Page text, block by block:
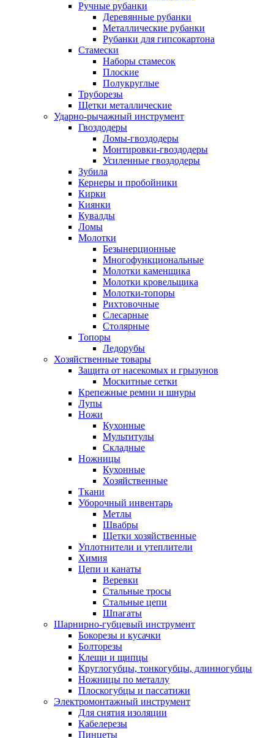
Ручные рубанки
Деревянные рубанки
Металлические рубанки
Рубанки для гипсокартона
Стамески
Наборы стамесок
Плоские
Полукруглые
Труборезы
Щетки металлические
Ударно-рычажный инструмент
Гвоздодеры
Ломы-гвоздодеры
Монтировки-гвоздодеры
Усиленные гвоздодеры
Зубила
Кернеры и пробойники
Кирки
Киянки
Кувалды
Ломы
Молотки
Безынерционные
Многофункциональные
Молотки каменщика
Молотки кровельщика
Молотки-топоры
Рихтовочные
Слесарные
Столярные
Топоры
Ледорубы
Хозяйственные товары
Защита от насекомых и грызунов
Москитные сетки
Крепежные ремни и шнуры
Лупы
Ножи
Кухонные
Мультитулы
Складные
Ножницы
Кухонные
Хозяйственные
Ткани
Уборочный инвентарь
Метлы
Швабры
Щетки хозяйственные
Уплотнители и утеплители
Химия
Цепи и канаты
Веревки
Стальные тросы
Стальные цепи
Шпагаты
Шарнирно-губцевый инструмент
Бокорезы и кусачки
Болторезы
Клещи и щипцы
Круглогубцы, тонкогубцы, длинногубцы
Ножницы по металлу
Плоскогубцы и пассатижи
Электромонтажный инструмент
Для снятия изоляции
Кабелерезы
Пинцеты